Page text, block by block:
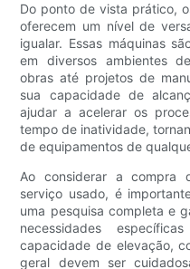
Do ponto de vista prático,
oferecem um nível de
igualar. Essas máquinas
em diversos ambientes
obras até projetos de
sua capacidade de
ajudar a acelerar os
tempo de inatividade,
de equipamentos de
Ao considerar a compra
serviço usado, é
uma pesquisa completa e
necessidades
capacidade de elevação,
geral devem ser